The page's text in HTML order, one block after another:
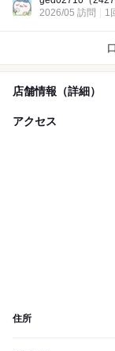
2026/05 訪問
1
店舗情報（詳細）
アクセス
住所